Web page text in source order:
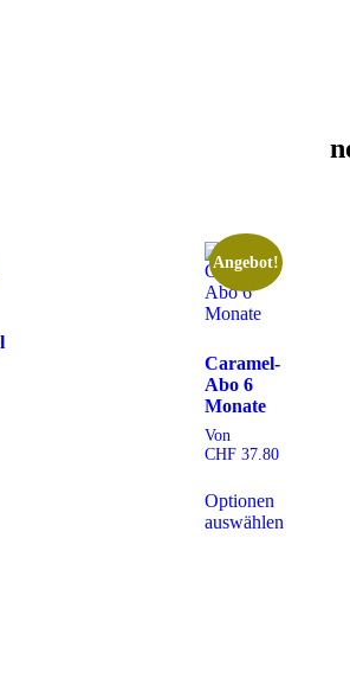
Angebot!
Caramel-
Abo 6
Monate
Von
CHF 37.80
Optionen
auswählen